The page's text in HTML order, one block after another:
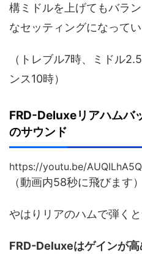
構ミドルを上げてもバラ
なセッティングになってい
（トレブル7時、ミドル
ンス10時）
FRD-Deluxeリアハムバ
のサウンド
https://youtu.be/
（動画内58秒に飛びます）
やはりリアのハムで弾く
FRD-Deluxeはゲインが